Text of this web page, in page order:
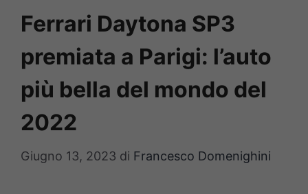
Ferrari Daytona SP3
premiata a Parigi: l’auto
più bella del mondo del
2022
Giugno 13, 2023 di Francesco Domenighini